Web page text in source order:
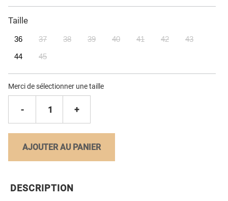
Taille
36 37 38 39 40 41 42
43
44
45
Merci de sélectionner une taille
- 1 +
AJOUTER AU PANIER
DESCRIPTION